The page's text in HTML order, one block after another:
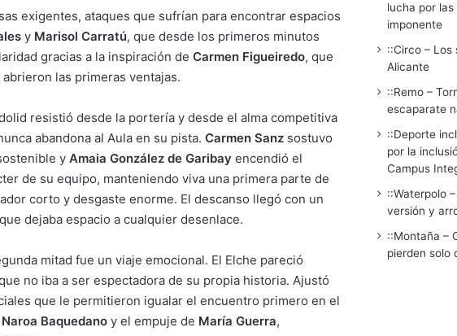
exigentes, ataques que sufrían para encontrar espacios
y Marisol Carratú, que desde los primeros minutos
gracias a la inspiración de Carmen Figueiredo, que
las primeras ventajas.
resistió desde la portería y desde el alma competitiva
abandona al Aula en su pista.Carmen Sanz sostuvo
yAmaia González de Garibay encendió el
de su equipo, manteniendo viva una primera parte de
corto y desgaste enorme. El descanso llegó con un
que dejaba espacio a cualquier desenlace.
mitad fue un viaje emocional. El Elche pareció
no iba a ser espectadora de su propia historia. Ajustó
que le permitieron igualar el encuentro primero en el
Naroa Baquedano y el empuje de María Guerra,
lucha por
imponente
::Circo – Los
Alicante
::Remo –
escaparate
::Deporte
por la
Campus
::Waterpolo
versión y
::Montaña –
pierden solo